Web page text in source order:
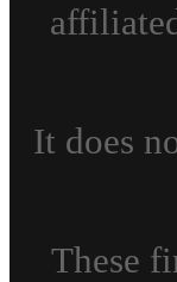
It does
These